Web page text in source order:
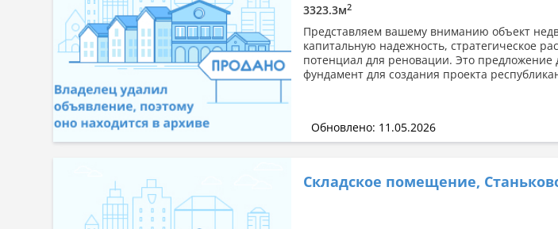
3323.3м2
Представляем вашему вниманию объект
капитальную надежность, стратегическое
потенциал для реновации. Это
фундамент для создания проекта
Обновлено: 11.05.2026
Складское помещение,